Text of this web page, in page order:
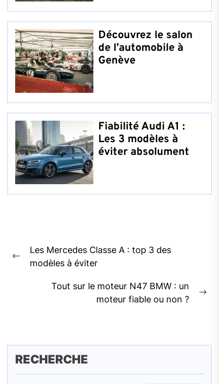
Découvrez le salon
de l’automobile à
Genève
Fiabilité Audi A1 :
Les 3 modèles à
éviter absolument
de
l’article
Previous
Les Mercedes Classe A : top 3 des
modèles à éviter
Tout sur le moteur N47 BMW : un
moteur fiable ou non ?
RECHERCHE